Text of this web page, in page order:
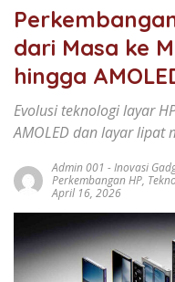
dari Masa ke
hingga
Evolusi teknologi layar
AMOLED dan layar lipat
Admin 001 -Inovasi
Perkembangan HP,
April 16, 2026